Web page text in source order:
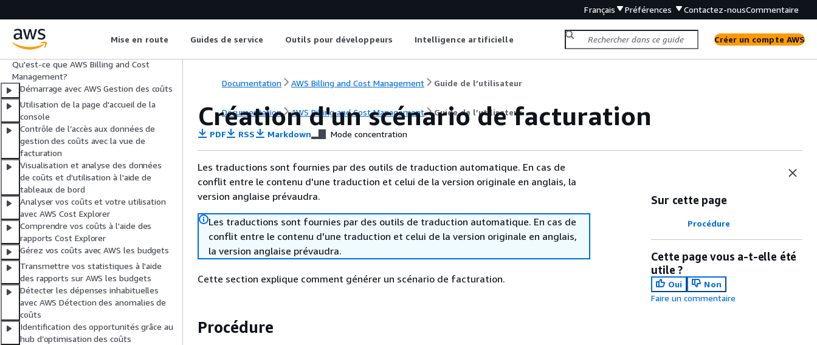
Français Préférences Contactez-nousCommentaire
Mise en route Guides de service Outils pour développeurs Intelligence artificielle Créer un compte AWS
Guide de l’utilisateur
Qu'est-ce que AWS Billing and Cost
Management?
Démarrage avec AWS Gestion des coûts
Utilisation de la page d'accueil de la
console
Contrôle de l’accès aux données de
gestion des coûts avec la vue de
facturation
Visualisation et analyse des données
de coûts et d'utilisation à l'aide de
tableaux de bord
Analyser vos coûts et votre utilisation
avec AWS Cost Explorer
Comprendre vos coûts à l'aide des
rapports Cost Explorer
Gérez vos coûts avec AWS les budgets
Transmettre vos statistiques à l'aide
des rapports sur AWS les budgets
Détecter les dépenses inhabituelles
avec AWS Détection des anomalies de
coûts
Identification des opportunités grâce au
hub d’optimisation des coûts
Documentation AWS Billing and Cost Management Guide de l’utilisateur
Documentation AWS Billing and Cost Management Guide de l’utilisateur
Création d'un scénario de facturation
PDF RSS Markdown Mode concentration
Les traductions sont fournies par des outils de traduction automatique. En cas de
conflit entre le contenu d'une traduction et celui de la version originale en anglais, la
version anglaise prévaudra.
Les traductions sont fournies par des outils de traduction automatique. En cas de
conflit entre le contenu d'une traduction et celui de la version originale en anglais,
la version anglaise prévaudra.
Cette section explique comment générer un scénario de facturation.
Procédure
Sur cette page
Procédure
Cette page vous a-t-elle été
utile ?
Oui
Non
Faire un commentaire